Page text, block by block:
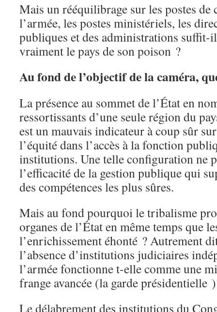
Mais un rééquilibrage sur les postes de
l’armée, les postes ministériels, les
publiques et des administrations suffit-
vraiment le pays de son poison ?
Au fond de l’objectif de la caméra,
La présence au sommet de l’État en
ressortissants d’une seule région du
est un mauvais indicateur à coup sûr
l’équité dans l’accès à la fonction
institutions. Une telle configuration ne
l’efficacité de la gestion publique qui
des compétences les plus sûres.
Mais au fond pourquoi le tribalisme
organes de l’État en même temps que
l’enrichissement éhonté ? Autrement
l’absence d’institutions judiciaires
l’armée fonctionne t-elle comme une
frange avancée (la garde présidentielle
Le délabrement des institutions du